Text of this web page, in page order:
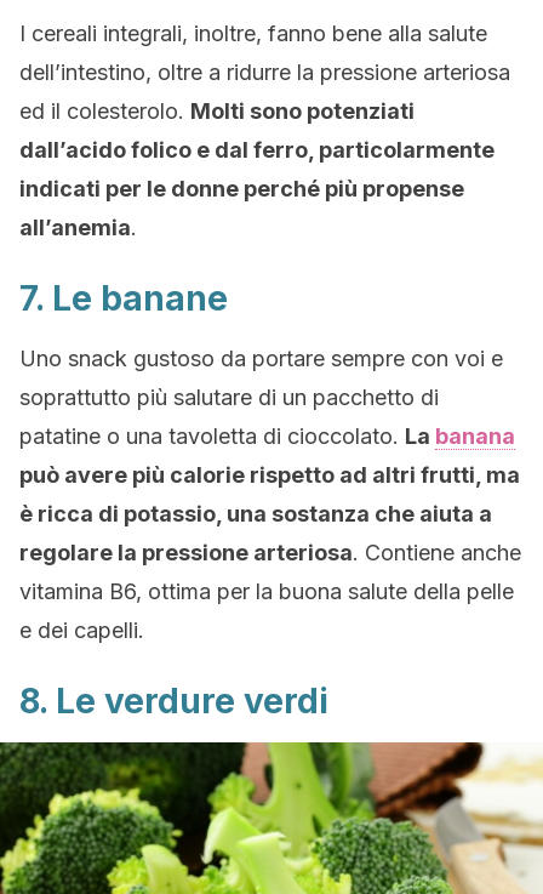
I cereali integrali, inoltre, fanno bene alla salute
dell’intestino, oltre a ridurre la pressione arteriosa
ed il colesterolo. Molti sono potenziati
dall’acido folico e dal ferro, particolarmente
indicati per le donne perché più propense
all’anemia.
7. Le banane
Uno snack gustoso da portare sempre con voi e
soprattutto più salutare di un pacchetto di
patatine o una tavoletta di cioccolato. La banana
può avere più calorie rispetto ad altri frutti, ma
è ricca di potassio, una sostanza che aiuta a
regolare la pressione arteriosa. Contiene anche
vitamina B6, ottima per la buona salute della pelle
e dei capelli.
8. Le verdure verdi